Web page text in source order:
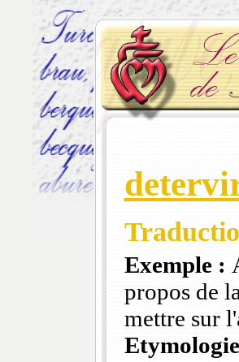
Exemple :
propos de
mettre sur